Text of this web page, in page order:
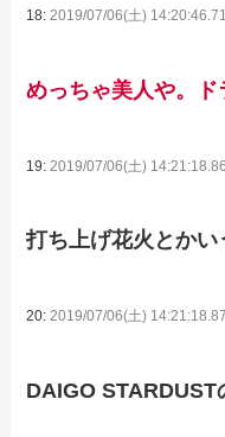
18:2019/07/06(土)
めっちゃ美人や。ド
19: 2019/07/06(土)
打ち上げ花火とかい
20:2019/07/06(土)
DAIGO STARDUST